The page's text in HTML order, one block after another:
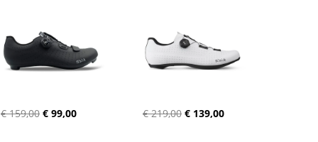
€ 159,00 € 99,00 € 219,00 € 139,00